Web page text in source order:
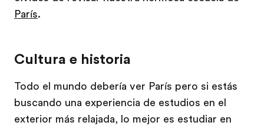
París.
Cultura e historia
Todo el mundo debería ver París pero si estás
buscando una experiencia de estudios en el
exterior más relajada, lo mejor es estudiar en